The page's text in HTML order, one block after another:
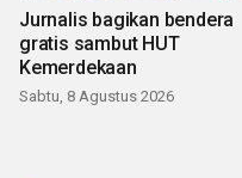
Jurnalis bagikan bendera
gratis sambut HUT
Kemerdekaan
Sabtu, 8 Agustus 2026